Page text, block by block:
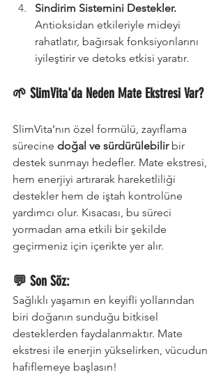
Sindirim Sistemini Destekler.
Antioksidan etkileriyle mideyi
rahatlatır, bağırsak fonksiyonlarını
iyileştirir ve detoks etkisi yaratır.
🌱 SlimVita'da Neden Mate Ekstresi Var?
SlimVita’nın özel formülü, zayıflama
sürecine doğal ve sürdürülebilir bir
destek sunmayı hedefler. Mate ekstresi,
hem enerjiyi artırarak hareketliliği
destekler hem de iştah kontrolüne
yardımcı olur. Kısacası, bu süreci
yormadan ama etkili bir şekilde
geçirmeniz için içerikte yer alır.
💬 Son Söz:
Sağlıklı yaşamın en keyifli yollarından
biri doğanın sunduğu bitkisel
desteklerden faydalanmaktır. Mate
ekstresi ile enerjin yükselirken, vücudun
hafiflemeye başlasın!